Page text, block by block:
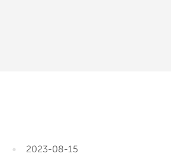
2023-08-15